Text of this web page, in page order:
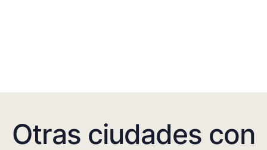
Otras ciudades con